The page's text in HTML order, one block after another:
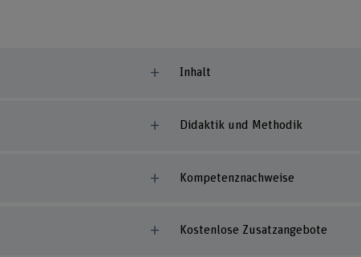
Inhalt
Didaktik und Methodik
Kompetenznachweise
Kostenlose Zusatzangebote